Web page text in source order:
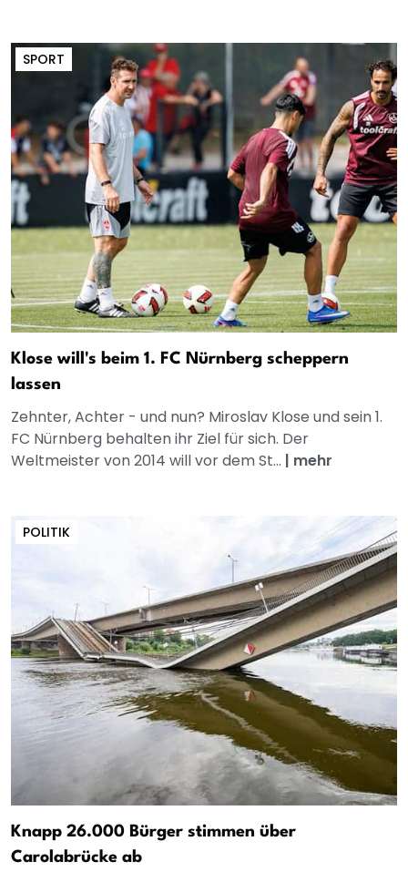
SPORT
Klose will's beim 1. FC Nürnberg scheppern
lassen
Zehnter, Achter - und nun? Miroslav Klose und sein 1.
FC Nürnberg behalten ihr Ziel für sich. Der
Weltmeister von 2014 will vor dem St... | mehr
POLITIK
Knapp 26.000 Bürger stimmen über
Carolabrücke ab